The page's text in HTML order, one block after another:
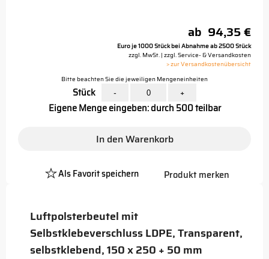
Luftpolsterbeutel mit
Selbstklebeverschluss LDPE, Transparent,
selbstklebend, 150 x 250 + 50 mm
ab 94,35 €
Euro je 1000 Stück bei Abnahme ab 2500 Stück
zzgl. MwSt. | zzgl. Service- & Versandkosten
> zur Versandkostenübersicht
Bitte beachten Sie die jeweiligen Mengeneinheiten
Stück - +
Eigene Menge eingeben: durch 500 teilbar
In den Warenkorb
Als Favorit speichern
Platzhalter
Produkt merken